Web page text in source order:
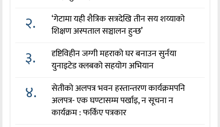
२.
‘गेटामा यही शैत्रिक सत्रदेखि तीन सय शय्याको
शिक्षण अस्पताल सञ्चालन हुन्छ’
३.
दृष्टिविहीन जग्गी महराको घर बनाउन सुर्नया
युनाइटेड क्लबको सहयोग अभियान
४.
सेतीको अलपत्र भवन हस्तान्तरण कार्यक्रमपनि
अलपत्र- एक घण्टासम्म पर्खाइ, न सूचना न
कार्यक्रम : फर्किए पत्रकार